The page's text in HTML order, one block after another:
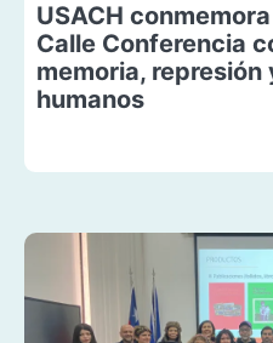
USACH
Calle Conferencia
memoria, represión
humanos